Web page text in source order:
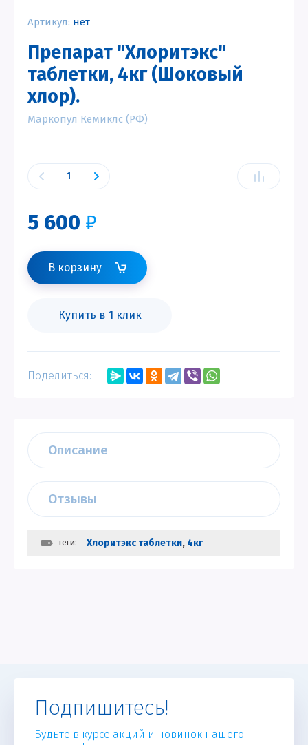
Артикул: нет
Препарат "Хлоритэкс"
таблетки, 4кг (Шоковый
хлор).
Маркопул Кемиклс (РФ)
5 600 ₽
В корзину
Купить в 1 клик
Поделиться:
Описание
Отзывы
теги: Хлоритэкс таблетки, 4кг
Подпишитесь!
Будьте в курсе акций и новинок нашего